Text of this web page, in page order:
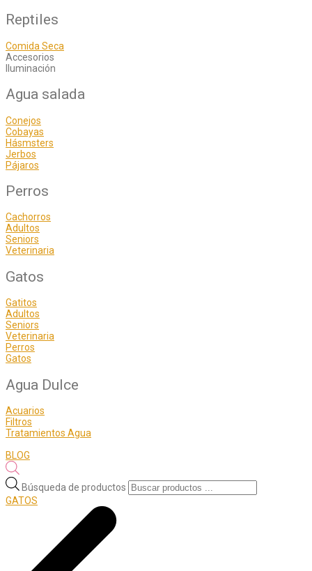
Reptiles
Comida Seca
Accesorios
Iluminación
Agua salada
Conejos
Cobayas
Hásmsters
Jerbos
Pájaros
Perros
Cachorros
Adultos
Seniors
Veterinaria
Gatos
Gatitos
Adultos
Seniors
Veterinaria
Perros
Gatos
Agua Dulce
Acuarios
Filtros
Tratamientos Agua
BLOG
Búsqueda de productos
GATOS